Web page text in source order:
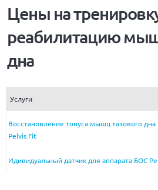
Цены на
реабилитацию
дна
Услуги
Восстановление тонуса мышц тазового дна
Pelvis Fit
Идивидуальный датчик для аппарата БОС